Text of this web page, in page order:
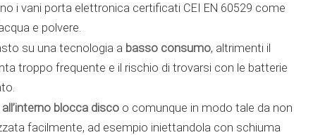
i vani porta elettronica certificati CEI EN 60529 come
e polvere.
su una tecnologia a basso consumo, altrimenti il
troppo frequente e il rischio di trovarsi con le batterie
blocca disco o comunque in modo tale da non
facilmente, ad esempio iniettandola con schiuma